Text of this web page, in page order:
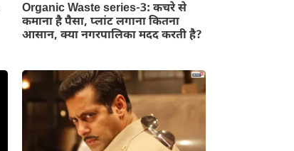
Organic Waste series-3: कचरे से
कमाना है पैसा, प्लांट लगाना कितना
आसान, क्या नगरपालिका मदद करती है?